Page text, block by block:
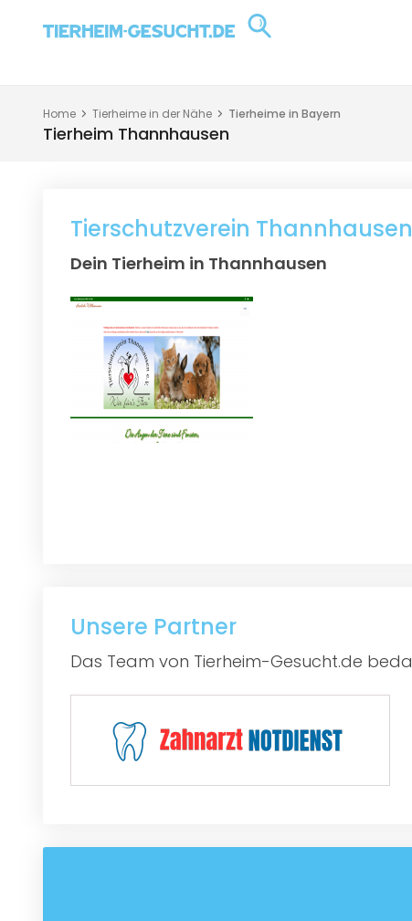
Home Tierheime in der Nähe Tierheime in Bayern
Tierheim Thannhausen
Tierschutzverein
Dein Tierheim in Thannhausen
Unsere Partner
Das Team von Tierheim-Gesucht.de